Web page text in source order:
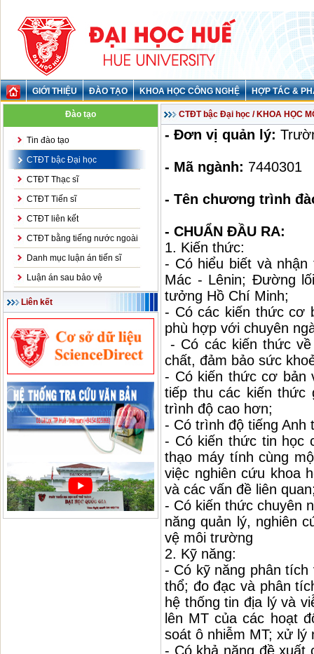
GIỚI THIỆU ĐÀO TẠO KHOA HỌC CÔNG NGHỆ HỢP TÁC &
Đào tạo
Tin đào tạo
CTĐT bậc Đại học
CTĐT Thạc sĩ
CTĐT Tiến sĩ
CTĐT liên kết
CTĐT bằng tiếng nước ngoài
Danh mục luận án tiến sĩ
Luận án sau bảo vệ
Liên kết
CTĐT bậc Đại học / KHOA HỌC
- Đơn vị quản lý:
- Mã ngành: 7440301
- Tên chương trình
- CHUẨN ĐẦU RA:
1. Kiến thức:
- Có hiểu biết và
Mác - Lênin; Đường
tưởng Hồ Chí Minh;
- Có các kiến thức cơ
phù hợp với chuyên
- Có các kiến thức
chất, đảm bảo sức
- Có kiến thức cơ bản
tiếp thu các kiến thức
trình độ cao hơn;
- Có trình độ tiếng
- Có kiến thức tin học
thạo máy tính cùng
việc nghiên cứu khoa
và các vấn đề liên
- Có kiến thức chuyên
năng quản lý, nghiên
vệ môi trường
2. Kỹ năng:
- Có kỹ năng phân
thổ; đo đạc và phân
hệ thống tin địa lý và
lên MT của các hoạt
soát ô nhiễm MT; xử
- Có khả năng đề xuất